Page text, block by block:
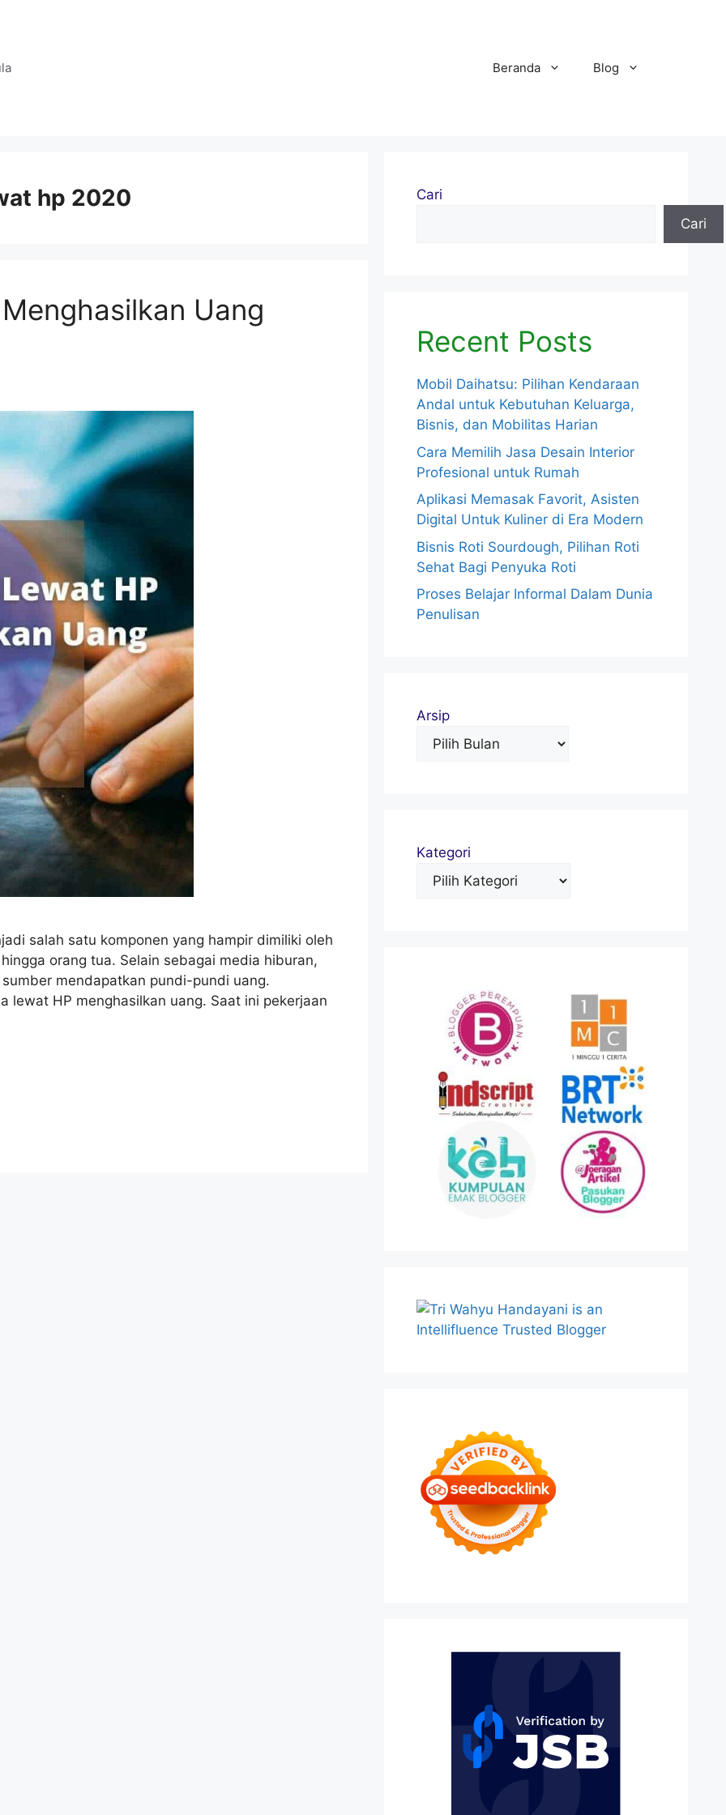
Beranda Blog
hp 2020
Uang
salah satu komponen yang hampir dimiliki oleh
orang tua. Selain sebagai media hiburan,
mendapatkan pundi-pundi uang.
lewat HP menghasilkan uang. Saat ini pekerjaan
Cari
Cari
Recent Posts
Mobil Daihatsu: Pilihan Kendaraan
Andal untuk Kebutuhan Keluarga,
Bisnis, dan Mobilitas Harian
Cara Memilih Jasa Desain Interior
Profesional untuk Rumah
Aplikasi Memasak Favorit, Asisten
Digital Untuk Kuliner di Era Modern
Bisnis Roti Sourdough, Pilihan Roti
Sehat Bagi Penyuka Roti
Proses Belajar Informal Dalam Dunia
Penulisan
Arsip
Kategori